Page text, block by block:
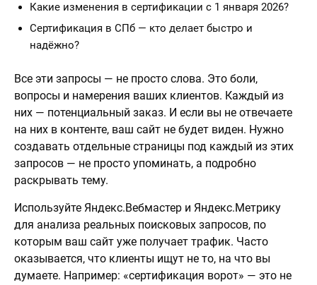
Какие изменения в сертификации с 1 января 2026?
Сертификация в СПб — кто делает быстро и
надёжно?
Все эти запросы — не просто слова. Это боли,
вопросы и намерения ваших клиентов. Каждый из
них — потенциальный заказ. И если вы не отвечаете
на них в контенте, ваш сайт не будет виден. Нужно
создавать отдельные страницы под каждый из этих
запросов — не просто упоминать, а подробно
раскрывать тему.
Используйте Яндекс.Вебмастер и Яндекс.Метрику
для анализа реальных поисковых запросов, по
которым ваш сайт уже получает трафик. Часто
оказывается, что клиенты ищут не то, на что вы
думаете. Например: «сертификация ворот» — это не